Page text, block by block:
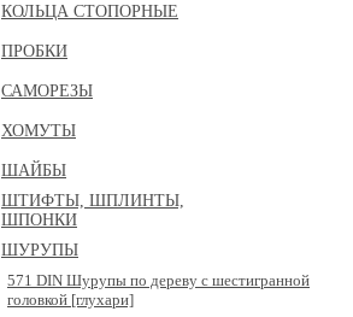
КОЛЬЦА СТОПОРНЫЕ
ПРОБКИ
САМОРЕЗЫ
ХОМУТЫ
ШАЙБЫ
ШТИФТЫ, ШПЛИНТЫ,
ШПОНКИ
ШУРУПЫ
571 DIN Шурупы по дереву с шестигранной
головкой [глухари]